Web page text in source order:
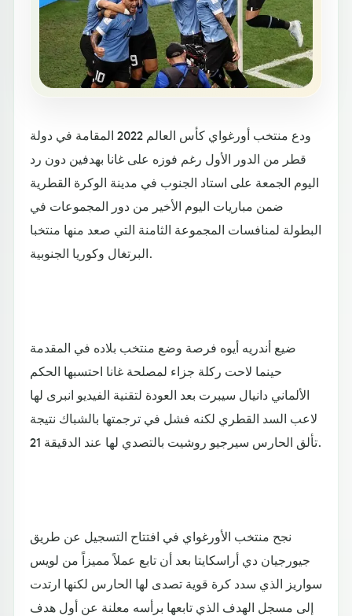
ودع منتخب أورغواي كأس العالم 2022 المقامة في دولة
قطر من الدور الأول رغم فوزه على غانا بهدفين دون رد
اليوم الجمعة على استاد الجنوب في مدينة الوكرة القطرية
ضمن مباريات اليوم الأخير من دور المجموعات في
البطولة لمنافسات المجموعة الثامنة التي صعد منها منتخبا
البرتغال وكوريا الجنوبية.
ضيع أندريه أيوه فرصة وضع منتخب بلاده في المقدمة
حينما لاحت ركلة جزاء لمصلحة غانا احتسبها الحكم
الألماني دانيال سيبرت بعد العودة لتقنية الفيديو انبرى لها
لاعب السد القطري لكنه فشل في ترجمتها بالشباك نتيجة
تألق الحارس سيرجيو روشيت بالتصدي لها عند الدقيقة 21.
نجح منتخب الأورغواي في افتتاح التسجيل عن طريق
جيورجيان دي أراسكايتا بعد أن تابع عملاً مميزاً من لويس
سواريز الذي سدد كرة قوية تصدى لها الحارس لكنها ارتدت
إلى مسجل الهدف الذي تابعها برأسه معلنة عن أول هدف